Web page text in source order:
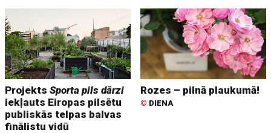
ProjektsSporta pils dārzi
iekļauts Eiropas pilsētu
publiskās telpas balvas
finālistu vidū
Rozes – pilnā plaukumā!
© DIENA